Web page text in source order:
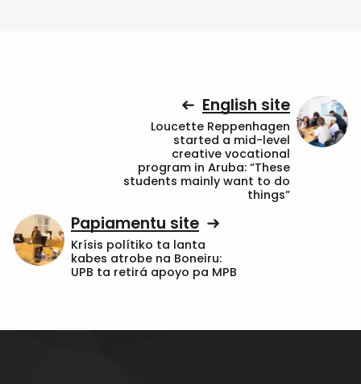
English site
Loucette Reppenhagen
started a mid-level
creative vocational
program in Aruba: “These
students mainly want to do
things”
Papiamentu site
Krísis polítiko ta lanta
kabes atrobe na Boneiru:
UPB ta retirá apoyo pa MPB